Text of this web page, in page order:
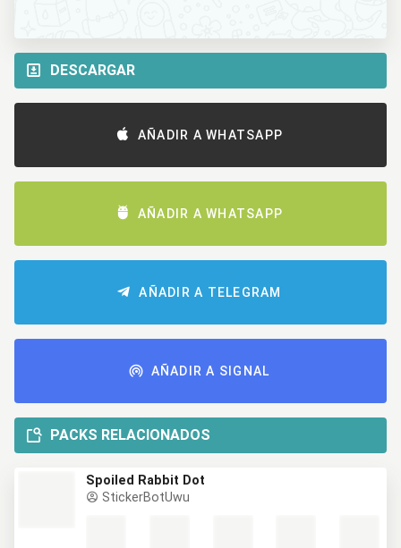
DESCARGAR
AÑADIR A WHATSAPP
AÑADIR A WHATSAPP
AÑADIR A TELEGRAM
AÑADIR A SIGNAL
PACKS RELACIONADOS
Spoiled Rabbit Dot
StickerBotUwu